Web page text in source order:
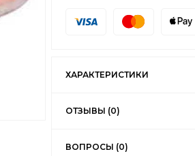
ХАРАКТЕРИСТИКИ
ОТЗЫВЫ (0)
ВОПРОСЫ (0)